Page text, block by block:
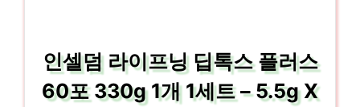
인셀덤 라이프닝 딥톡스 플러스
60포 330g 1개 1세트 – 5.5g X